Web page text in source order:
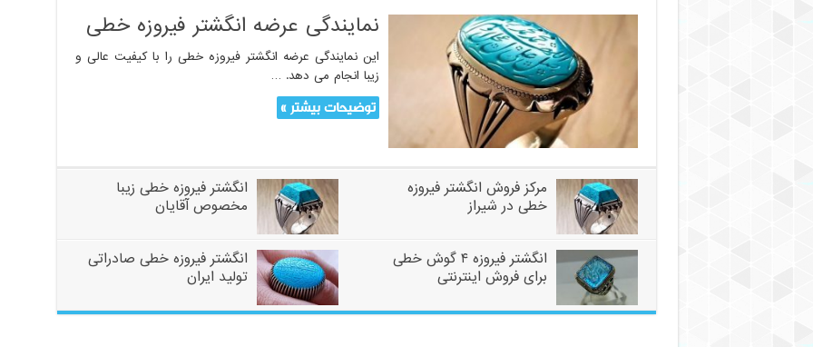
نمایندگی عرضه انگشتر فیروزه خطی
این نمایندگی عرضه انگشتر فیروزه خطی را با کیفیت عالی و
زیبا انجام می دهد. …
توضیحات بیشتر »
مرکز فروش انگشتر فیروزه
خطی در شیراز
انگشتر فیروزه خطی زیبا
مخصوص آقایان
انگشتر فیروزه ۴ گوش خطی
برای فروش اینترنتی
انگشتر فیروزه خطی صادراتی
تولید ایران